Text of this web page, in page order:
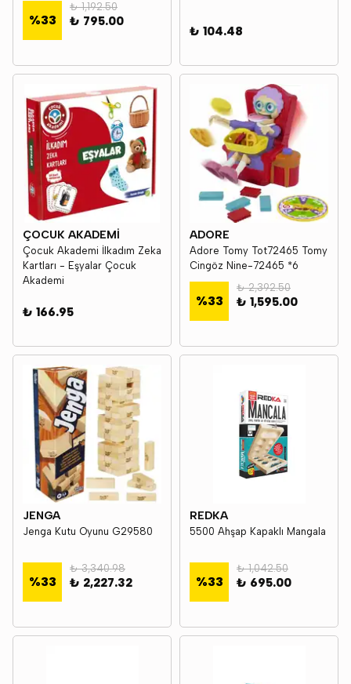
%33
₺ 1,192.50
₺ 795.00
₺ 104.48
ÇOCUK AKADEMİ
Çocuk Akademi İlkadım Zeka
Kartları - Eşyalar Çocuk
Akademi
₺ 166.95
ADORE
Adore Tomy Tot72465 Tomy
Cingöz Nine-72465 *6
%33
₺ 2,392.50
₺ 1,595.00
JENGA
Jenga Kutu Oyunu G29580
%33
₺ 3,340.98
₺ 2,227.32
REDKA
5500 Ahşap Kapaklı Mangala
%33
₺ 1,042.50
₺ 695.00